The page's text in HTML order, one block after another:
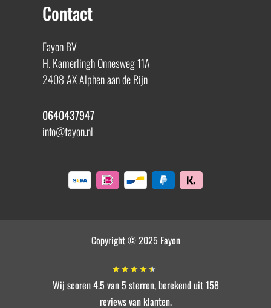
Contact
Fayon BV
H. Kamerlingh Onnesweg 11A
2408 AX Alphen aan de Rijn
0640437947
info@fayon.nl
Copyright © 2025 Fayon
★ ★ ★ ★ ★
Wij scoren 4.5 van 5 sterren, berekend uit 158
reviews van klanten.